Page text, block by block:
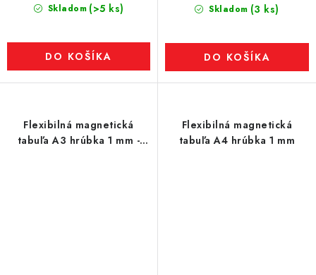
Skladom (>5 ks)
DO KOŠÍKA
Skladom (3 ks)
DO KOŠÍKA
Flexibilná magnetická
tabuľa A3 hrúbka 1 mm -
Flexibilná magnetická
tabuľa A4 hrúbka 1 mm